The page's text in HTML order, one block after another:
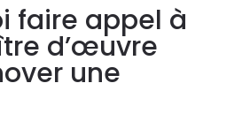
faire appel à
d’œuvre
une